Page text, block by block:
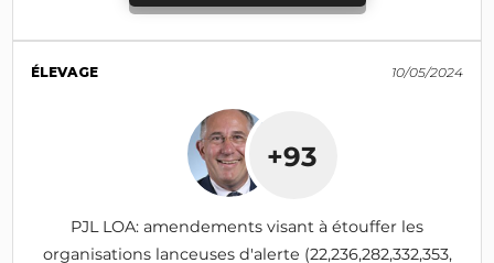
ÉLEVAGE 10/05/2024
+93
PJL LOA: amendements visant à étouffer les
organisations lanceuses d'alerte (22,236,282,332,353,